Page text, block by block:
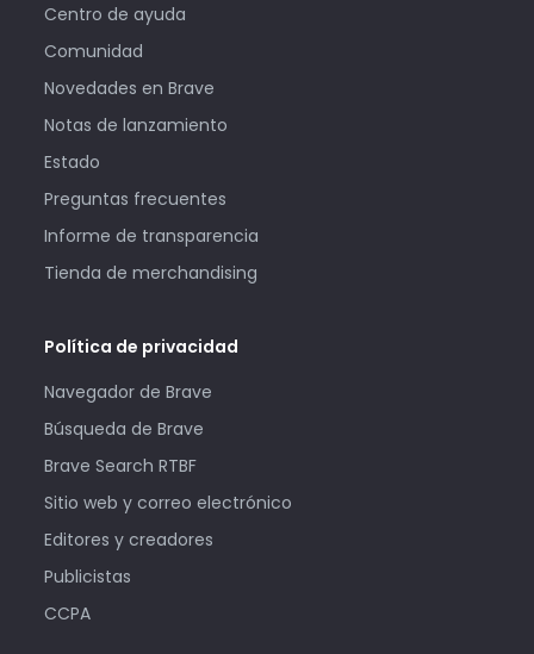
Centro de ayuda
Comunidad
Novedades en Brave
Notas de lanzamiento
Estado
Preguntas frecuentes
Informe de transparencia
Tienda de merchandising
Política de privacidad
Navegador de Brave
Búsqueda de Brave
Brave Search RTBF
Sitio web y correo electrónico
Editores y creadores
Publicistas
CCPA